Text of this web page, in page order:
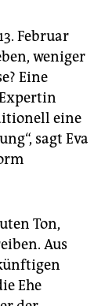
Februar
weniger
Eine
eine
sagt Eva
Ton,
Aus
Ehe